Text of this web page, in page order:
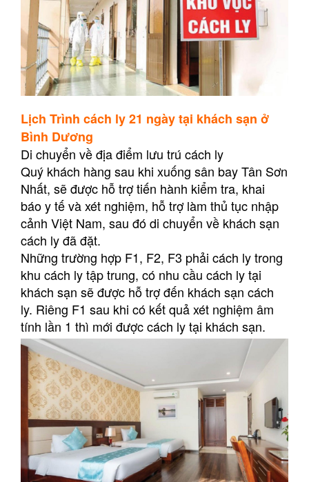
Lịch Trình cách ly 21 ngày tại khách sạn ở
Bình Dương
Di chuyển về địa điểm lưu trú cách ly
Quý khách hàng sau khi xuống sân bay Tân Sơn
Nhất, sẽ được hỗ trợ tiến hành kiểm tra, khai
báo y tế và xét nghiệm, hỗ trợ làm thủ tục nhập
cảnh Việt Nam, sau đó di chuyển về khách sạn
cách ly đã đặt.
Những trường hợp F1, F2, F3 phải cách ly trong
khu cách ly tập trung, có nhu cầu cách ly tại
khách sạn sẽ được hỗ trợ đến khách sạn cách
ly. Riêng F1 sau khi có kết quả xét nghiệm âm
tính lần 1 thì mới được cách ly tại khách sạn.